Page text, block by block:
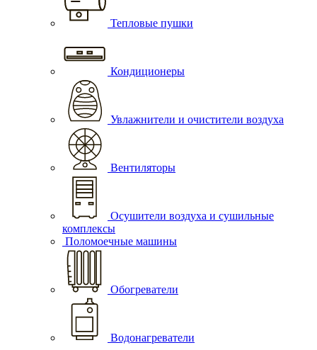
Тепловые пушки
Кондиционеры
Увлажнители и очистители воздуха
Вентиляторы
Осушители воздуха и сушильные
комплексы
Поломоечные машины
Обогреватели
Водонагреватели